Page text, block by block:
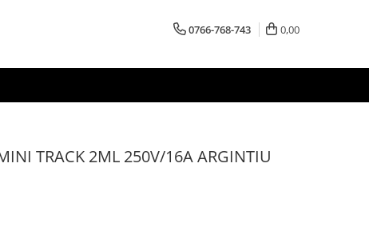
0766-768-743 0,00
TRACK 2ML 250V/16A ARGINTIU